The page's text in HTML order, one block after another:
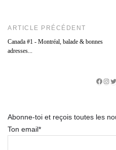
ARTICLE PRÉCÉDENT
Canada #1 - Montréal, balade & bonnes
adresses...
Abonne-toi et reçois toutes les
Ton email*